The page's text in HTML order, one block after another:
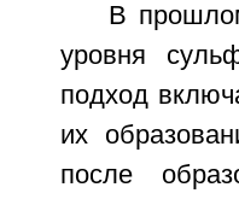
В
уровня
подход
их
после